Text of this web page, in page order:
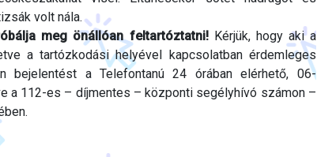
volt nála.
meg önállóan feltartóztatni! Kérjük, hogy aki a
a tartózkodási helyével kapcsolatban érdemleges
bejelentést a Telefontanú 24 órában elérhető, 06-
a 112-es – díjmentes – központi segélyhívó számon –